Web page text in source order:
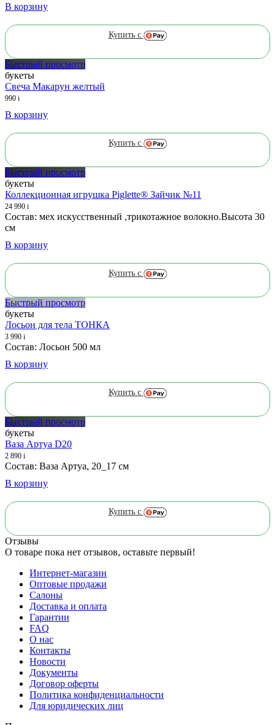
В корзину
Купить с
Быстрый просмотр
букеты
Свеча Макарун желтый
990 i
В корзину
Купить с
Быстрый просмотр
букеты
Коллекционная игрушка Piglette® Зайчик №11
24 990 i
Состав: мех искусственный ,трикотажное волокно.Высота 30
см
В корзину
Купить с
Быстрый просмотр
букеты
Лосьон для тела ТОНКА
3 990 i
Состав: Лосьон 500 мл
В корзину
Купить с
Быстрый просмотр
букеты
Ваза Артуа D20
2 890 i
Состав: Ваза Артуа, 20_17 см
В корзину
Купить с
Отзывы
О товаре пока нет отзывов, оставьте первый!
Интернет-магазин
Оптовые продажи
Салоны
Доставка и оплата
Гарантии
FAQ
О нас
Контакты
Новости
Документы
Договор оферты
Политика конфиденциальности
Для юридических лиц